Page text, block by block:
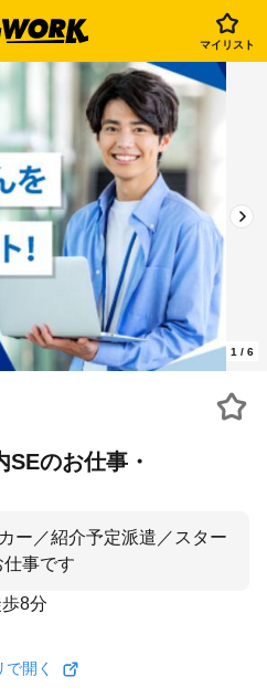
マイリスト
1 / 6
のお仕事・
ー／紹介予定派遣／スター
仕事です
8分
で開く